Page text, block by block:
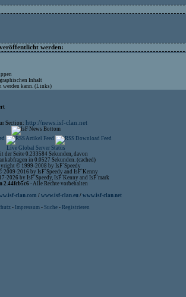
werden:
Inhalt
werden kann. (Links)
Section: http://news.isf-clan.net
Live Global Server Status
der Seite 0.233584 Sekunden, davon
in 0.0527 Sekunden. (cached)
© 1999-2008 by IsF`Speedy
2009-2016 by IsF`Speedy and IsF`Kenny
2026 by IsF`Speedy, IsF`Kenny and IsF`mark
2.44fcb5c6 - Alle Rechte vorbehalten
clan.com / www.isf-clan.eu/ www.isf-clan.net
- Impressum- Suche- Registrieren